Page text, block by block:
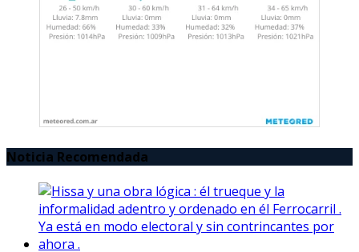
Noticia Recomendada